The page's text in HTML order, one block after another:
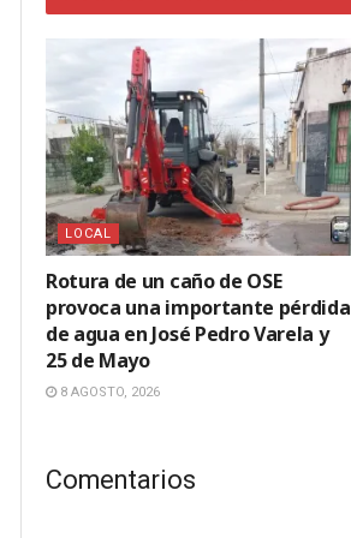
LOCAL
Rotura de un caño de OSE
provoca una importante pérdida
de agua en José Pedro Varela y
25 de Mayo
8 AGOSTO, 2026
Comentarios